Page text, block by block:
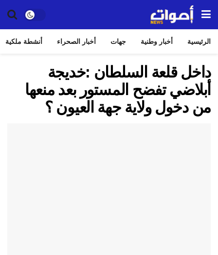
الرئيسية أخبار وطنية جهات أخبار الصحراء أنشطة ملكية
داخل قلعة السلطان :خديجة
أبلاضي تفضح المستور بعد منعها
من دخول ولاية جهة العيون ؟